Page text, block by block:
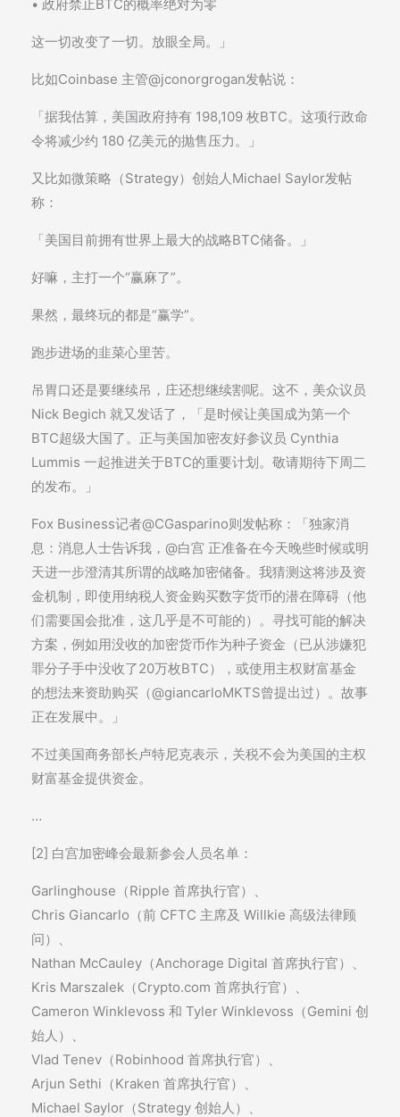
• 政府禁止BTC的概率绝对为零
这一切改变了一切。放眼全局。」
比如Coinbase 主管@jconorgrogan发帖说：
「据我估算，美国政府持有 198,109 枚BTC。这项行政命
令将减少约 180 亿美元的抛售压力。」
又比如微策略（Strategy）创始人Michael Saylor发帖
称：
「美国目前拥有世界上最大的战略BTC储备。」
好嘛，主打一个“赢麻了”。
果然，最终玩的都是“赢学”。
跑步进场的韭菜心里苦。
吊胃口还是要继续吊，庄还想继续割呢。这不，美众议员
Nick Begich 就又发话了，「是时候让美国成为第一个
BTC超级大国了。正与美国加密友好参议员 Cynthia
Lummis 一起推进关于BTC的重要计划。敬请期待下周二
的发布。」
Fox Business记者@CGasparino则发帖称：「独家消
息：消息人士告诉我，@白宫 正准备在今天晚些时候或明
天进一步澄清其所谓的战略加密储备。我猜测这将涉及资
金机制，即使用纳税人资金购买数字货币的潜在障碍（他
们需要国会批准，这几乎是不可能的）。寻找可能的解决
方案，例如用没收的加密货币作为种子资金（已从涉嫌犯
罪分子手中没收了20万枚BTC），或使用主权财富基金
的想法来资助购买（@giancarloMKTS曾提出过）。故事
正在发展中。」
不过美国商务部长卢特尼克表示，关税不会为美国的主权
财富基金提供资金。
…
[2] 白宫加密峰会最新参会人员名单：
Garlinghouse（Ripple 首席执行官）、
Chris Giancarlo（前 CFTC 主席及 Willkie 高级法律顾
问）、
Nathan McCauley（Anchorage Digital 首席执行官）、
Kris Marszalek（Crypto.com 首席执行官）、
Cameron Winklevoss 和 Tyler Winklevoss（Gemini 创
始人）、
Vlad Tenev（Robinhood 首席执行官）、
Arjun Sethi（Kraken 首席执行官）、
Michael Saylor（Strategy 创始人）、